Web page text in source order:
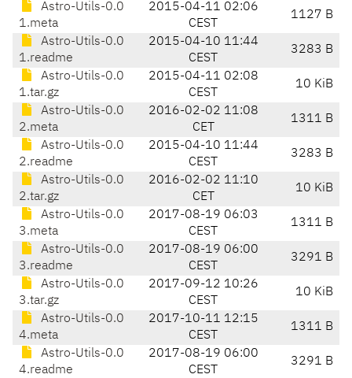
Astro-Utils-0.0
1.meta
2015-04-11 02:06
CEST
1127 B
Astro-Utils-0.0
1.readme
2015-04-10 11:44
CEST
3283 B
Astro-Utils-0.0
1.tar.gz
2015-04-11 02:08
CEST
10 KiB
Astro-Utils-0.0
2.meta
2016-02-02 11:08
CET
1311 B
Astro-Utils-0.0
2.readme
2015-04-10 11:44
CEST
3283 B
Astro-Utils-0.0
2.tar.gz
2016-02-02 11:10
CET
10 KiB
Astro-Utils-0.0
3.meta
2017-08-19 06:03
CEST
1311 B
Astro-Utils-0.0
3.readme
2017-08-19 06:00
CEST
3291 B
Astro-Utils-0.0
3.tar.gz
2017-09-12 10:26
CEST
10 KiB
Astro-Utils-0.0
4.meta
2017-10-11 12:15
CEST
1311 B
Astro-Utils-0.0
4.readme
2017-08-19 06:00
CEST
3291 B